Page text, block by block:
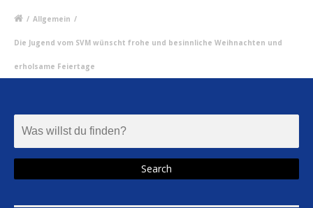
/ Allgemein /
Die Jugend vom SVM wünscht frohe und besinnliche Weihnachten und
erholsame Feiertage